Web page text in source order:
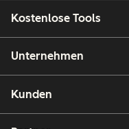
Kostenlose Tools
Unternehmen
Kunden